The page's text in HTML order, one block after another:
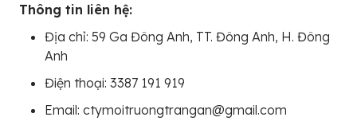
Thông tin liên hệ:
Địa chỉ: 59 Ga Đông Anh, TT. Đông Anh, H. Đông
Anh
Điện thoại: 3387 191 919
Email: ctymoitruongtrangan@gmail.com